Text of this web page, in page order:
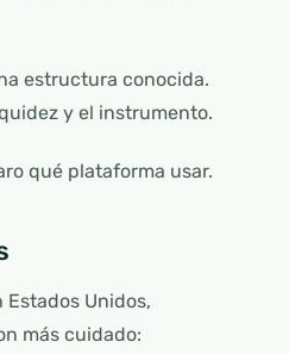
estructura conocida.
y el instrumento.
qué plataforma usar.
Unidos,
más cuidado: